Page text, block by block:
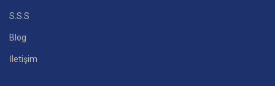
S.S.S
Blog
İletişim